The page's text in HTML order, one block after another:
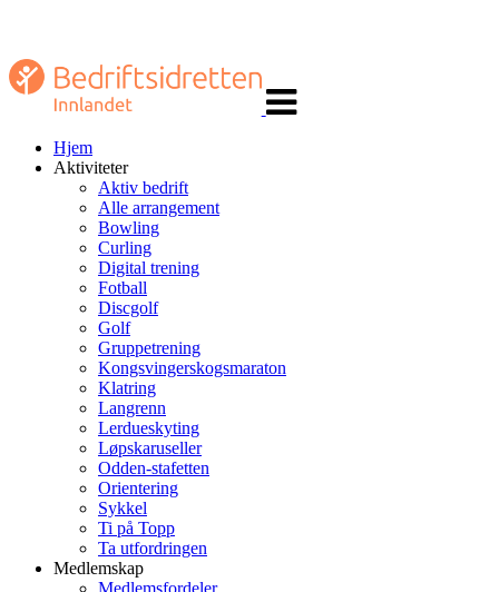
navigasjon
Hjem
Aktiviteter
Aktiv bedrift
Alle arrangement
Bowling
Curling
Digital trening
Fotball
Discgolf
Golf
Gruppetrening
Kongsvingerskogsmaraton
Klatring
Langrenn
Lerdueskyting
Løpskaruseller
Odden-stafetten
Orientering
Sykkel
Ti på Topp
Ta utfordringen
Medlemskap
Medlemsfordeler